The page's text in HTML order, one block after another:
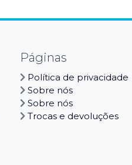
Páginas
Política de privacidade
Sobre nós
Sobre nós
Trocas e devoluções